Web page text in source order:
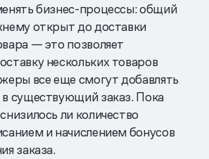
бизнес-процессы: общий
открыт до доставки
— это позволяет
нескольких товаров
все еще смогут добавлять
существующий заказ. Пока
ли количество
и начислением бонусов
заказа.